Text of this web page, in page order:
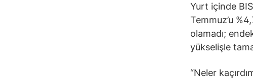
Yurt içinde
Temmuz’u
olamadı;
yükselişle
“Neler